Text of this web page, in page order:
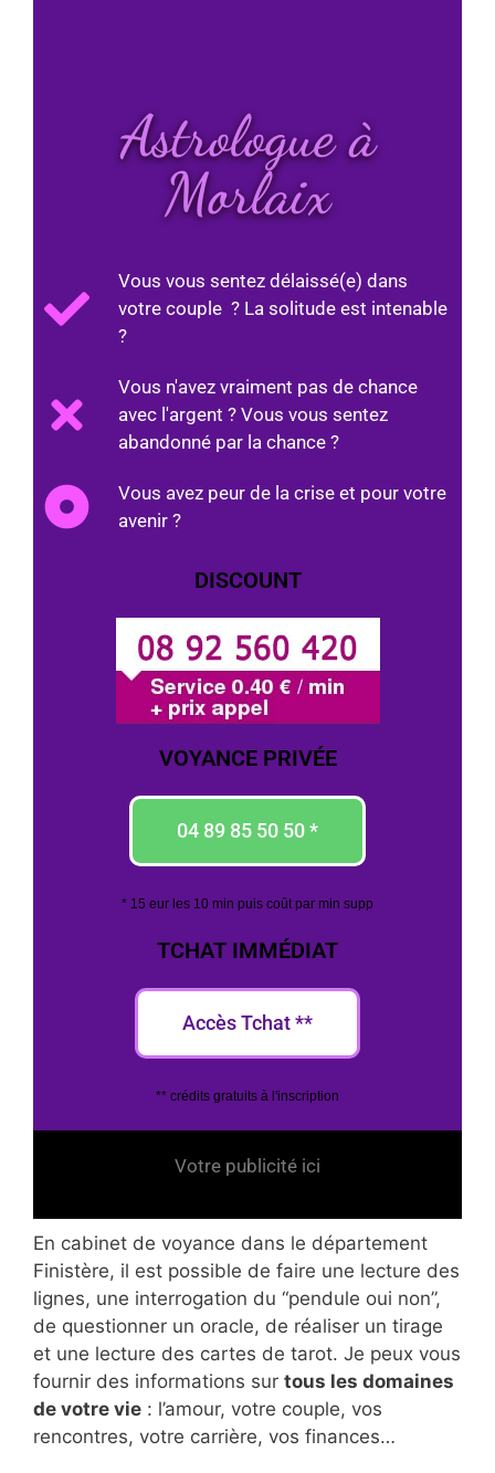
Astrologue à
Morlaix
Vous vous sentez délaissé(e) dans
votre couple ? La solitude est intenable
?
Vous n'avez vraiment pas de chance
avec l'argent ? Vous vous sentez
abandonné par la chance ?
Vous avez peur de la crise et pour votre
avenir ?
DISCOUNT
VOYANCE PRIVÉE
04 89 85 50 50 *
* 15 eur les 10 min puis coût par min supp
TCHAT IMMÉDIAT
Accès Tchat **
** crédits gratuits à l'inscription
Votre publicité ici
En cabinet de voyance dans le département
Finistère, il est possible de faire une lecture des
lignes, une interrogation du “pendule oui non”,
de questionner un oracle, de réaliser un tirage
et une lecture des cartes de tarot. Je peux vous
fournir des informations sur tous les domaines
de votre vie : l’amour, votre couple, vos
rencontres, votre carrière, vos finances…